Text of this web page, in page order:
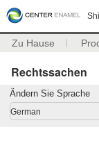
Zu Hause
Rechtssachen
Ändern Sie Sprache
German